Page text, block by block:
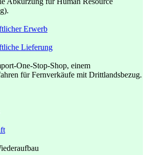
Erwerb
Lieferung
One-Stop-Shop, einem
für Fernverkäufe mit Drittlandsbezug.